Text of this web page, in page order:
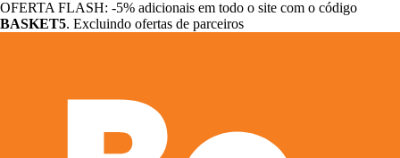
OFERTA FLASH: -5% adicionais em todo o site com o código
BASKET5. Excluindo ofertas de parceiros